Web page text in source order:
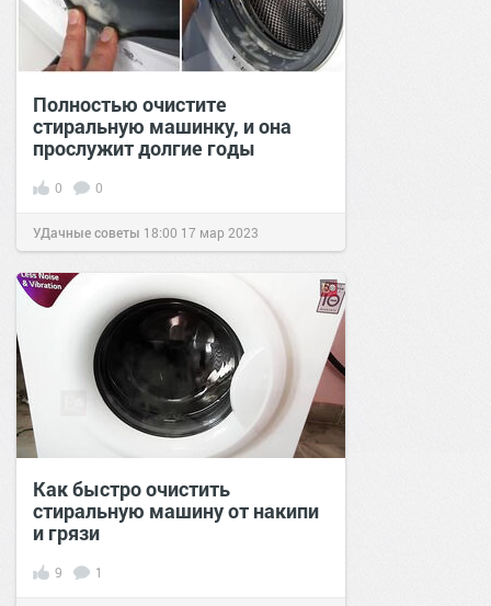
Полностью очистите
стиральную машинку, и она
прослужит долгие годы
0 0
УДачные советы 18:00 17 мар 2023
Как быстро очистить
стиральную машину от накипи
и грязи
9 1